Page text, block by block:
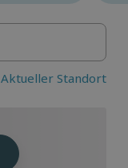
Aktueller Standort